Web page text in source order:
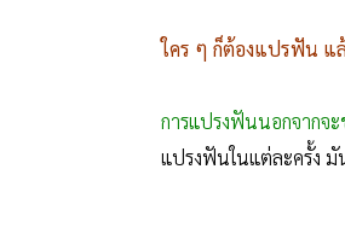
ใคร ๆ ก็ต้องแปรฟัน แ
การแปรงฟันนอกจากจ
แปรงฟันในแต่ละครั้ง